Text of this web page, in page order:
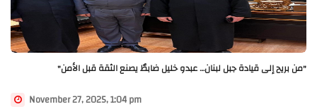
"من بريح إلى قيادة جبل لبنان… عبدو خليل ضابطٌ يصنع الثقة قبل الأمن"
November 27, 2025, 1:04 pm